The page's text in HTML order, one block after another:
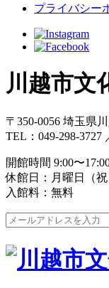
プライバシー
川越市文
〒350-0056 埼玉県
TEL：049-298-3727
開館時間 9:00〜
休館日：月曜日（
入館料：無料